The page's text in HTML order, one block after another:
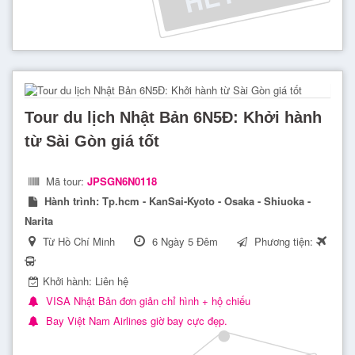
nhiều tín đồ du lịch ưa chuộng. Cáctour du lịch Nhật Bản
tại Du Lịch Viettourist luôn đảm bảo mang đến cho du
khách những trải nghiệm mới mẻ và thú vị. Cùng Du Lịch
Viettourist tìm hiểu vẻ đẹp về văn hoá, con người và đất
nước Nhật Bản nhé.
Du lịch Nhật Bản – Khám phá vẻ đẹp văn hoá, con người
và đất nước Nhật Bản
Tour du lịch Nhật Bản 6N5Đ: Khởi hành
từ Sài Gòn giá tốt
Mã tour: JPSGN6N0118
Hành trình: Tp.hcm - KanSai-Kyoto - Osaka - Shiuoka -
Narita
Từ Hồ Chí Minh
6 Ngày 5 Đêm Phương tiện:
Khởi hành: Liên hệ
VISA Nhật Bản đơn giản chỉ hình + hộ chiếu
Bay Việt Nam Airlines giờ bay cực đẹp.